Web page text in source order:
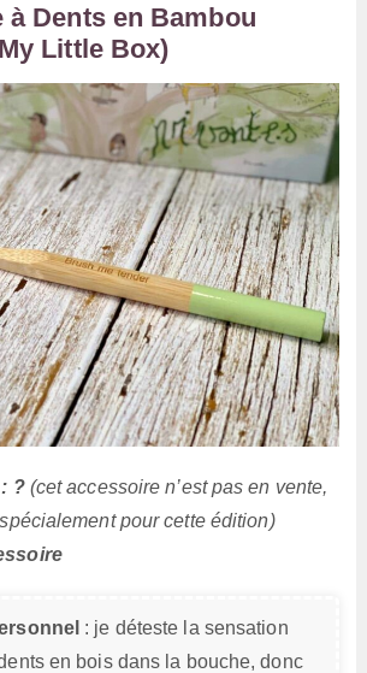
à Dents en Bambou
Little Box)
?(cet accessoire n’est pas en vente,
pour cette édition)
: je déteste la sensation
en bois dans la bouche, donc